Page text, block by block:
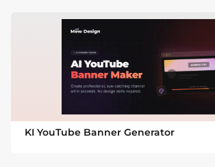
KI YouTube Banner Generator